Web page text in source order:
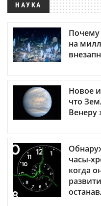
НАУКА
Почему
на
Новое
что
часы-
когда